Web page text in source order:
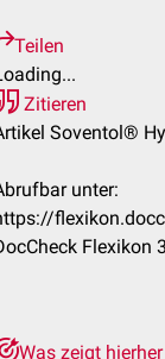
Teilen
Zitieren
Soventol®
unter:
Flexikon
Was zeigt hierher